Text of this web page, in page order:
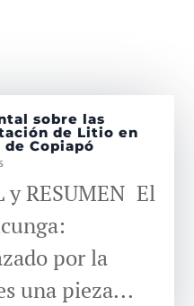
sobre las
de Litio en
Copiapó
y RESUMEN El
por la
una pieza...